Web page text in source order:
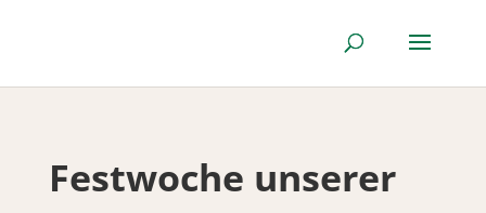
Festwoche unserer